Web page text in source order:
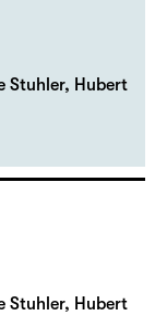
Stuhler, Hubert